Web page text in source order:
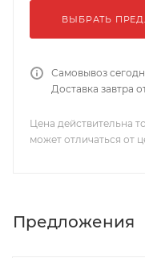
ВЫБРАТЬ
Самовывоз
Доставка завтра
Цена действительна
может отличаться от
Предложения